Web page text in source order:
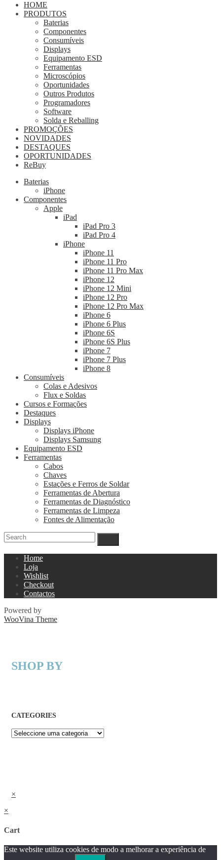
HOME
PRODUTOS
Baterias
Componentes
Consumíveis
Displays
Equipamento ESD
Ferramentas
Microscópios
Oportunidades
Outros Produtos
Programadores
Software
Solda e Reballing
PROMOÇÕES
NOVIDADES
DESTAQUES
OPORTUNIDADES
ReBuy
Baterias
iPhone
Componentes
Apple
iPad
iPad Pro 3
iPad Pro 4
iPhone
iPhone 11
iPhone 11 Pro
iPhone 11 Pro Max
iPhone 12
iPhone 12 Mini
iPhone 12 Pro
iPhone 12 Pro Max
iPhone 6
iPhone 6 Plus
iPhone 6S
iPhone 6S Plus
iPhone 7
iPhone 7 Plus
iPhone 8
Consumíveis
Colas e Adesivos
Flux e Soldas
Cursos e Formações
Destaques
Displays
Displays iPhone
Displays Samsung
Equipamento ESD
Ferramentas
Cabos
Chaves
Estações e Ferros de Soldar
Ferramentas de Abertura
Ferramentas de Diagnóstico
Ferramentas de Limpeza
Fontes de Alimentação
Home
Loja
Wishlist
Checkout
Contactos
Powered by
WooVina Theme
SHOP BY
CATEGORIES
×
×
Cart
Este website utiliza cookies de modo a melhorar a experiência de